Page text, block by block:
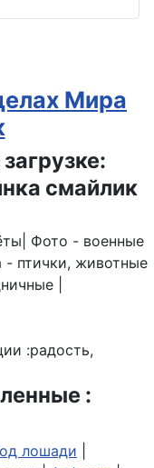
Мира
Фото - военные
птички, животные
|
:радость,
:
лошади